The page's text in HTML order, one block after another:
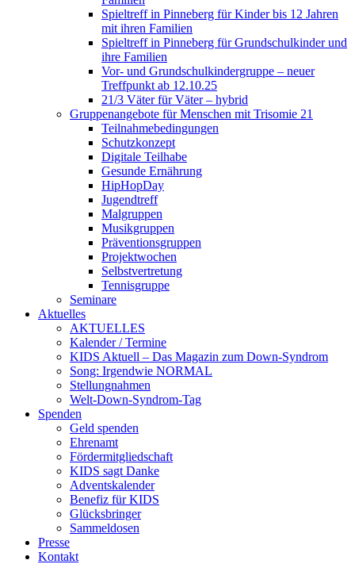
Spieltreff in Pinneberg für Kinder bis 12 Jahren
mit ihren Familien
Spieltreff in Pinneberg für Grundschulkinder und
ihre Familien
Vor- und Grundschulkindergruppe – neuer
Treffpunkt ab 12.10.25
21/3 Väter für Väter – hybrid
Gruppenangebote für Menschen mit Trisomie 21
Teilnahmebedingungen
Schutzkonzept
Digitale Teilhabe
Gesunde Ernährung
HipHopDay
Jugendtreff
Malgruppen
Musikgruppen
Präventionsgruppen
Projektwochen
Selbstvertretung
Tennisgruppe
Seminare
Aktuelles
AKTUELLES
Kalender / Termine
KIDS Aktuell – Das Magazin zum Down-Syndrom
Song: Irgendwie NORMAL
Stellungnahmen
Welt-Down-Syndrom-Tag
Spenden
Geld spenden
Ehrenamt
Fördermitgliedschaft
KIDS sagt Danke
Adventskalender
Benefiz für KIDS
Glücksbringer
Sammeldosen
Presse
Kontakt